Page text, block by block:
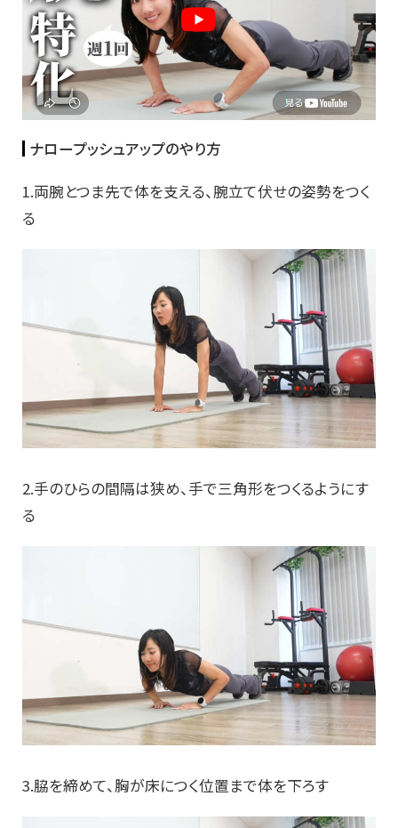
ナロープッシュアップのやり方
1.両腕とつま先で体を支える、腕立て伏せの姿勢をつく
る
2.手のひらの間隔は狭め、手で三角形をつくるようにす
る
3.脇を締めて、胸が床につく位置まで体を下ろす